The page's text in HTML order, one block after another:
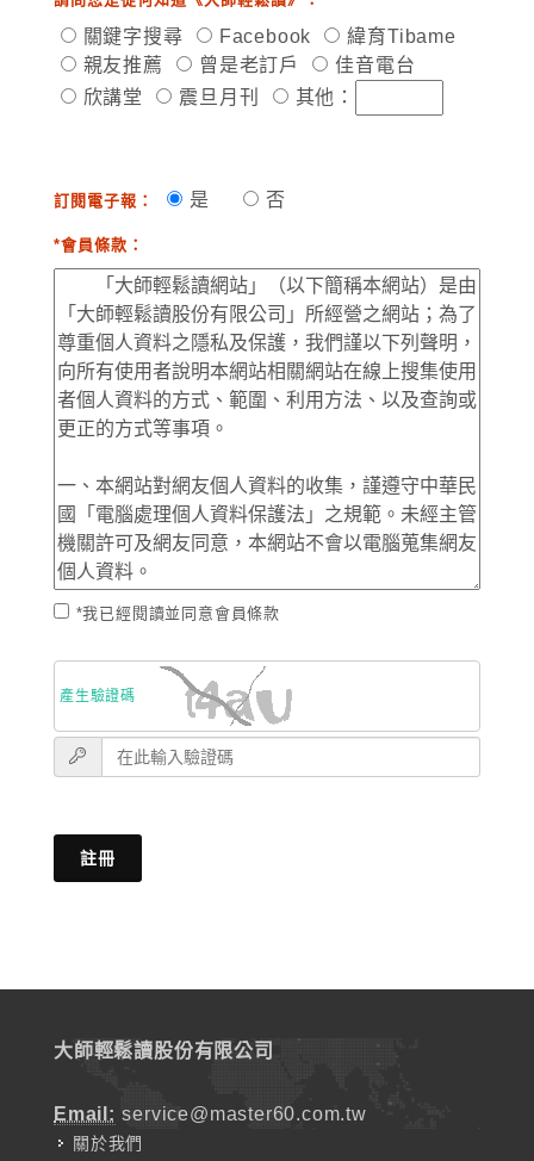
關鍵字搜尋 Facebook
緯育Tibame
親友推薦
曾是老訂戶
佳音電台
欣講堂
震旦月刊 其他：
訂閱電子報： 是 否
*會員條款：
*我已經閱讀並同意會員條款
產生驗證碼
註冊
大師輕鬆讀股份有限公司
Email: service@master60.com.tw
關於我們